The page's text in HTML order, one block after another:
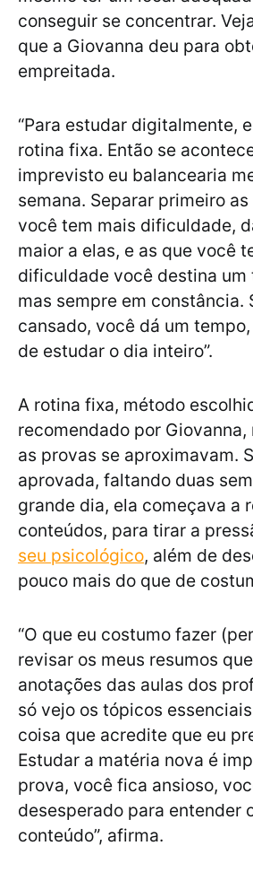
conseguir se concentrar.
que a Giovanna deu para
empreitada.
“Para estudar digitalmente,
rotina fixa. Então se
imprevisto eu balancearia
semana. Separar primeiro
você tem mais dificuldade,
maior a elas, e as que você
dificuldade você destina um
mas sempre em constância.
cansado, você dá um
de estudar o dia inteiro”.
A rotina fixa, método
recomendado por
as provas se aproximavam.
aprovada, faltando duas
grande dia, ela começava a
conteúdos, para tirar a
seu psicológico, além de
pouco mais do que de
“O que eu costumo fazer
revisar os meus resumos
anotações das aulas dos
só vejo os tópicos
coisa que acredite que eu
Estudar a matéria nova é
prova, você fica ansioso,
desesperado para entender
conteúdo”, afirma.